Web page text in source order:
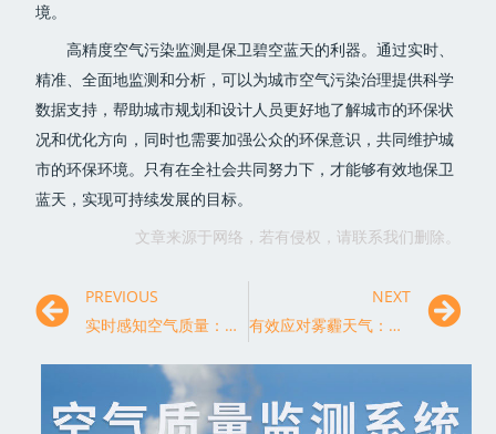
境。
高精度空气污染监测是保卫碧空蓝天的利器。通过实时、
精准、全面地监测和分析，可以为城市空气污染治理提供科学
数据支持，帮助城市规划和设计人员更好地了解城市的环保状
况和优化方向，同时也需要加强公众的环保意识，共同维护城
市的环保环境。只有在全社会共同努力下，才能够有效地保卫
蓝天，实现可持续发展的目标。
文章来源于网络，若有侵权，请联系我们删除。
PREVIOUS
实时感知空气质量：空气污染监测的关键一步
NEXT
有效应对雾霾天气：空气污染监测的重要作用